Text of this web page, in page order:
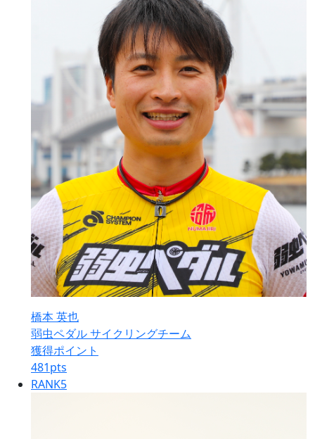
橋本 英也
弱虫ペダル サイクリングチーム
獲得ポイント
481pts
RANK5